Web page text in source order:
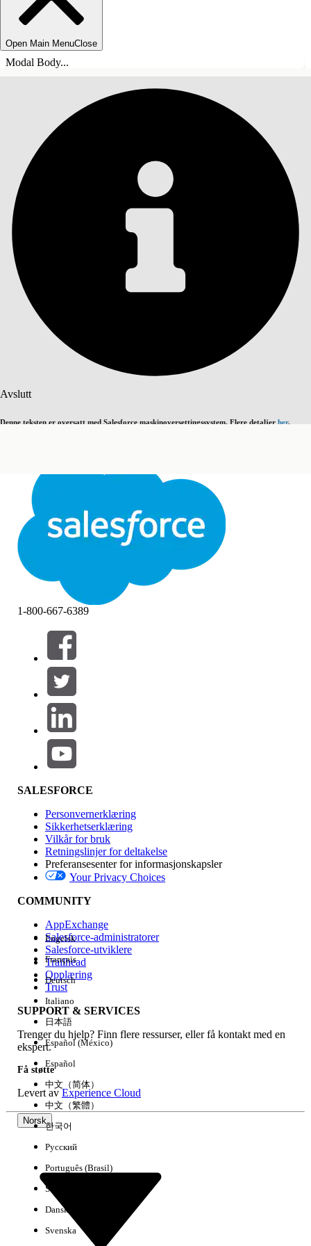
Open Main MenuClose
Modal Body...
Avslutt
Denne teksten er oversatt med Salesforce maskinoversettingssystem. Flere detaljer her.
Avslutt Avslutt
Vis innholdsfortegnelse
Filtre (0)
VELG FILTRE
Produktområde
Funksjonsinnvirkning
Utgave
Erfaring
Fjern alle Utført
1-800-667-6389
SALESFORCE
Personvernerklæring
Sikkerhetserklæring
Vilkår for bruk
Retningslinjer for deltakelse
Preferansesenter for informasjonskapsler
Your Privacy Choices
COMMUNITY
AppExchange
Salesforce-administratorer
Salesforce-utviklere
Trailhead
Opplæring
Trust
SUPPORT & SERVICES
Trenger du hjelp? Finn flere ressurser, eller få kontakt med en
ekspert.
Få støtte
Levert avExperience Cloud
Norsk
Engelsk
Français
Deutsch
Italiano
日本語
Español (México)
Español
中文（简体）
中文（繁體）
한국어
Русский
Português (Brasil)
Suomi
Dansk
Svenska